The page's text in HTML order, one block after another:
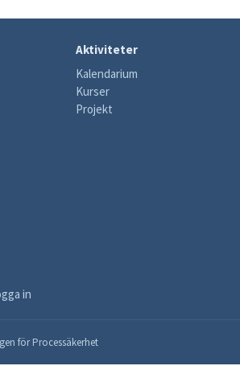
Aktiviteter
Kalendarium
Kurser
Projekt
in
för Processäkerhet